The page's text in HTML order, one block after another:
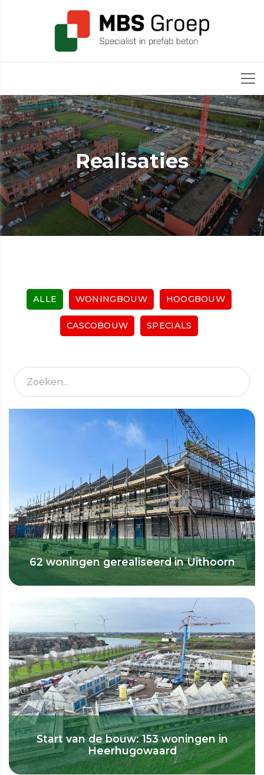
Realisaties
ALLE WONINGBOUW HOOGBOUW
CASCOBOUW SPECIALS
62 woningen gerealiseerd in Uithoorn
Start van de bouw: 153 woningen in
Heerhugowaard